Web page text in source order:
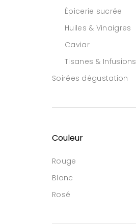
Épicerie sucrée
Huiles & Vinaigres
Caviar
Tisanes & Infusions
Soirées dégustation
Couleur
Rouge
Blanc
Rosé